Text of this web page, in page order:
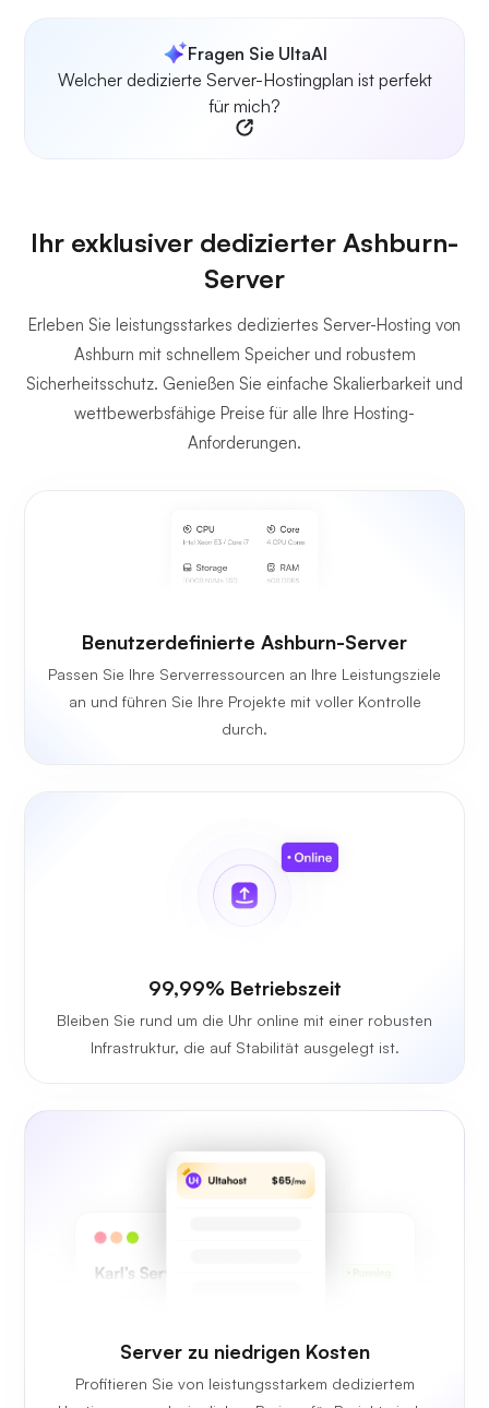
Fragen Sie UltaAI
Welcher dedizierte Server-Hostingplan ist perfekt
für mich?
Ihr exklusiver dedizierter Ashburn-
Server
Erleben Sie leistungsstarkes dediziertes Server-Hosting von
Ashburn mit schnellem Speicher und robustem
Sicherheitsschutz. Genießen Sie einfache Skalierbarkeit und
wettbewerbsfähige Preise für alle Ihre Hosting-
Anforderungen.
Benutzerdefinierte Ashburn-Server
Passen Sie Ihre Serverressourcen an Ihre Leistungsziele
an und führen Sie Ihre Projekte mit voller Kontrolle
durch.
99,99% Betriebszeit
Bleiben Sie rund um die Uhr online mit einer robusten
Infrastruktur, die auf Stabilität ausgelegt ist.
Server zu niedrigen Kosten
Profitieren Sie von leistungsstarkem dediziertem